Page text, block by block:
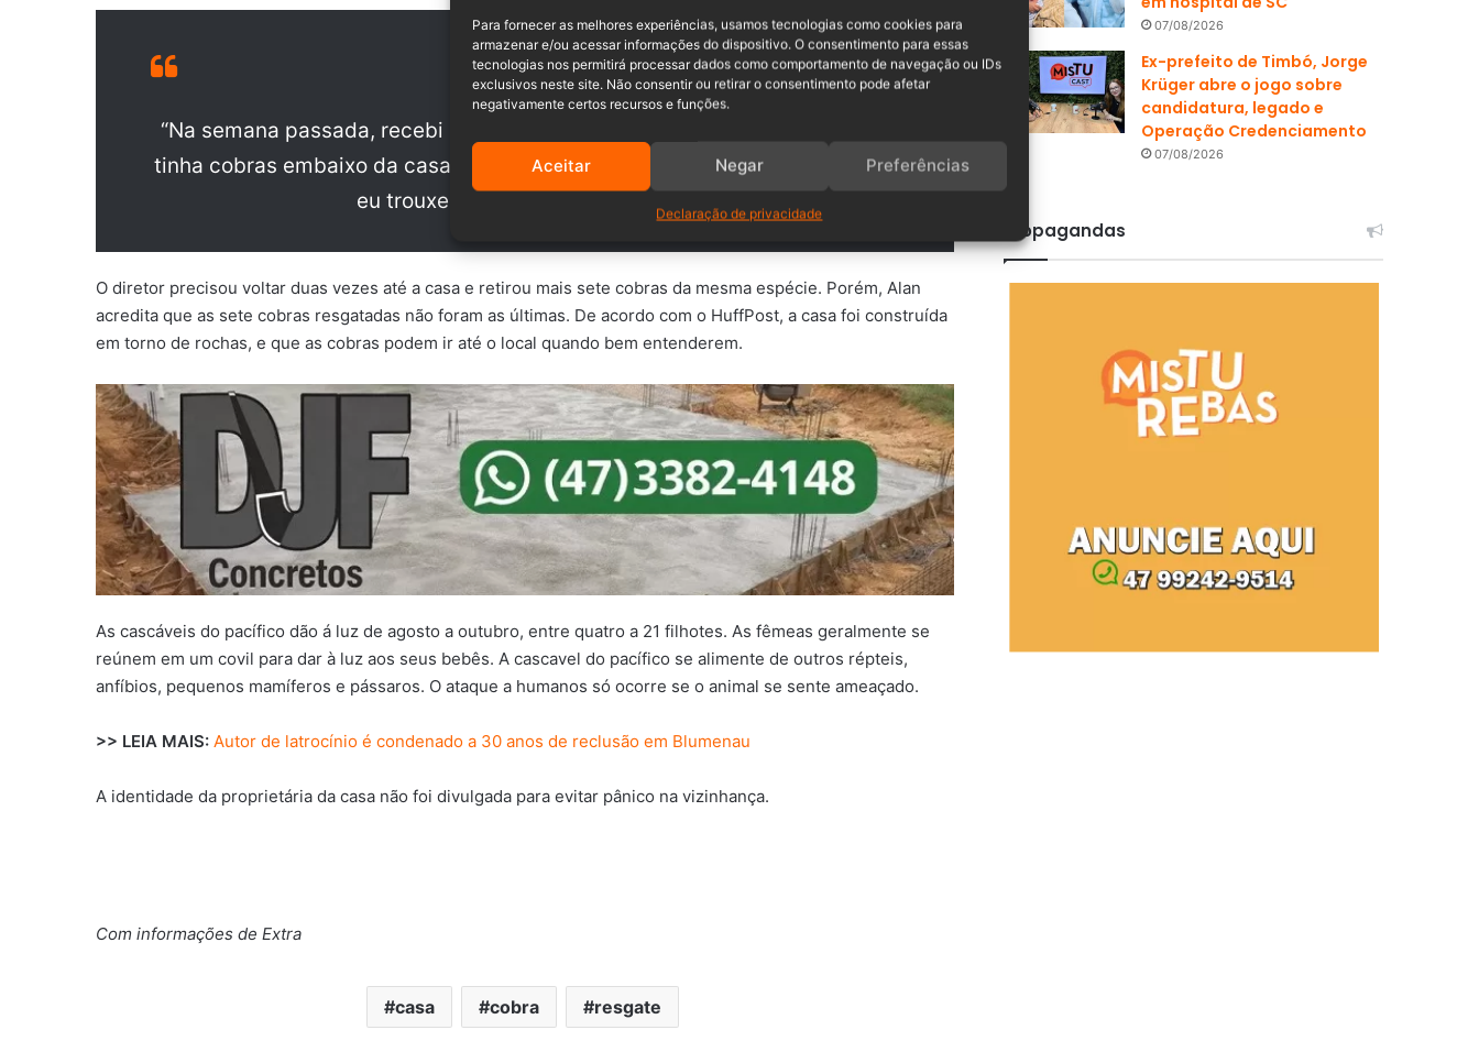
Para fornecer as melhores experiências, usamos tecnologias como cookies para
armazenar e/ou acessar informações do dispositivo. O consentimento para essas
tecnologias nos permitirá processar dados como comportamento de navegação ou IDs
exclusivos neste site. Não consentir ou retirar o consentimento pode afetar
negativamente certos recursos e funções.
Aceitar Negar Preferências
Declaração de privacidade
“Na semana passada, recebi um telefonema de uma senhora dizendo que
tinha cobras embaixo da casa. Três horas e 45 minutos depois, foi isso que
eu trouxe: 59 bebês e 22 adultos”.
O diretor precisou voltar duas vezes até a casa e retirou mais sete cobras da mesma espécie. Porém, Alan
acredita que as sete cobras resgatadas não foram as últimas. De acordo com o HuffPost, a casa foi construída
em torno de rochas, e que as cobras podem ir até o local quando bem entenderem.
As cascáveis do pacífico dão á luz de agosto a outubro, entre quatro a 21 filhotes. As fêmeas geralmente se
reúnem em um covil para dar à luz aos seus bebês. A cascavel do pacífico se alimente de outros répteis,
anfíbios, pequenos mamíferos e pássaros. O ataque a humanos só ocorre se o animal se sente ameaçado.
>> LEIA MAIS: Autor de latrocínio é condenado a 30 anos de reclusão em Blumenau
A identidade da proprietária da casa não foi divulgada para evitar pânico na vizinhança.
Com informações de Extra
casa cobra resgate
07/08/2026
Ex-prefeito de Timbó, Jorge
Krüger abre o jogo sobre
candidatura, legado e
Operação Credenciamento
07/08/2026
Propagandas